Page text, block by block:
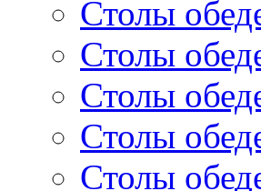
Столы
Столы
Столы
Столы
Столы